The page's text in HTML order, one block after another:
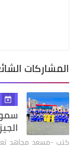
المشاركات